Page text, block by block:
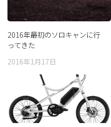
2016年最初のソロキャンに行
ってきた
2016年1月17日